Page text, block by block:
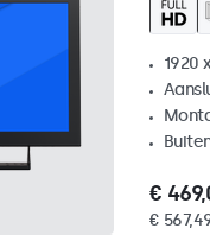
1920
€
€